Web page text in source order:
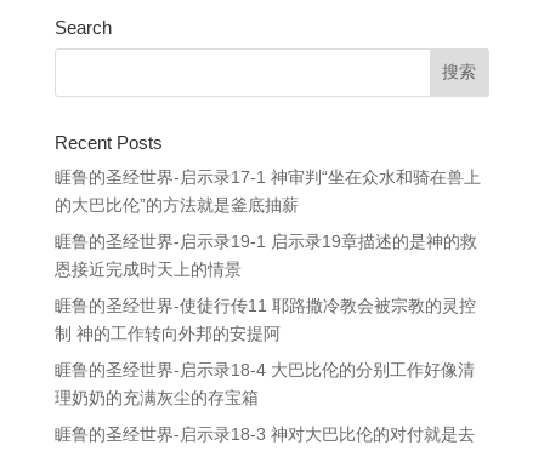
Search
Recent Posts
睚鲁的圣经世界-启示录17-1 神审判“坐在众水和骑在兽上
的大巴比伦”的方法就是釜底抽薪
睚鲁的圣经世界-启示录19-1 启示录19章描述的是神的救
恩接近完成时天上的情景
睚鲁的圣经世界-使徒行传11 耶路撒冷教会被宗教的灵控
制 神的工作转向外邦的安提阿
睚鲁的圣经世界-启示录18-4 大巴比伦的分别工作好像清
理奶奶的充满灰尘的存宝箱
睚鲁的圣经世界-启示录18-3 神对大巴比伦的对付就是去